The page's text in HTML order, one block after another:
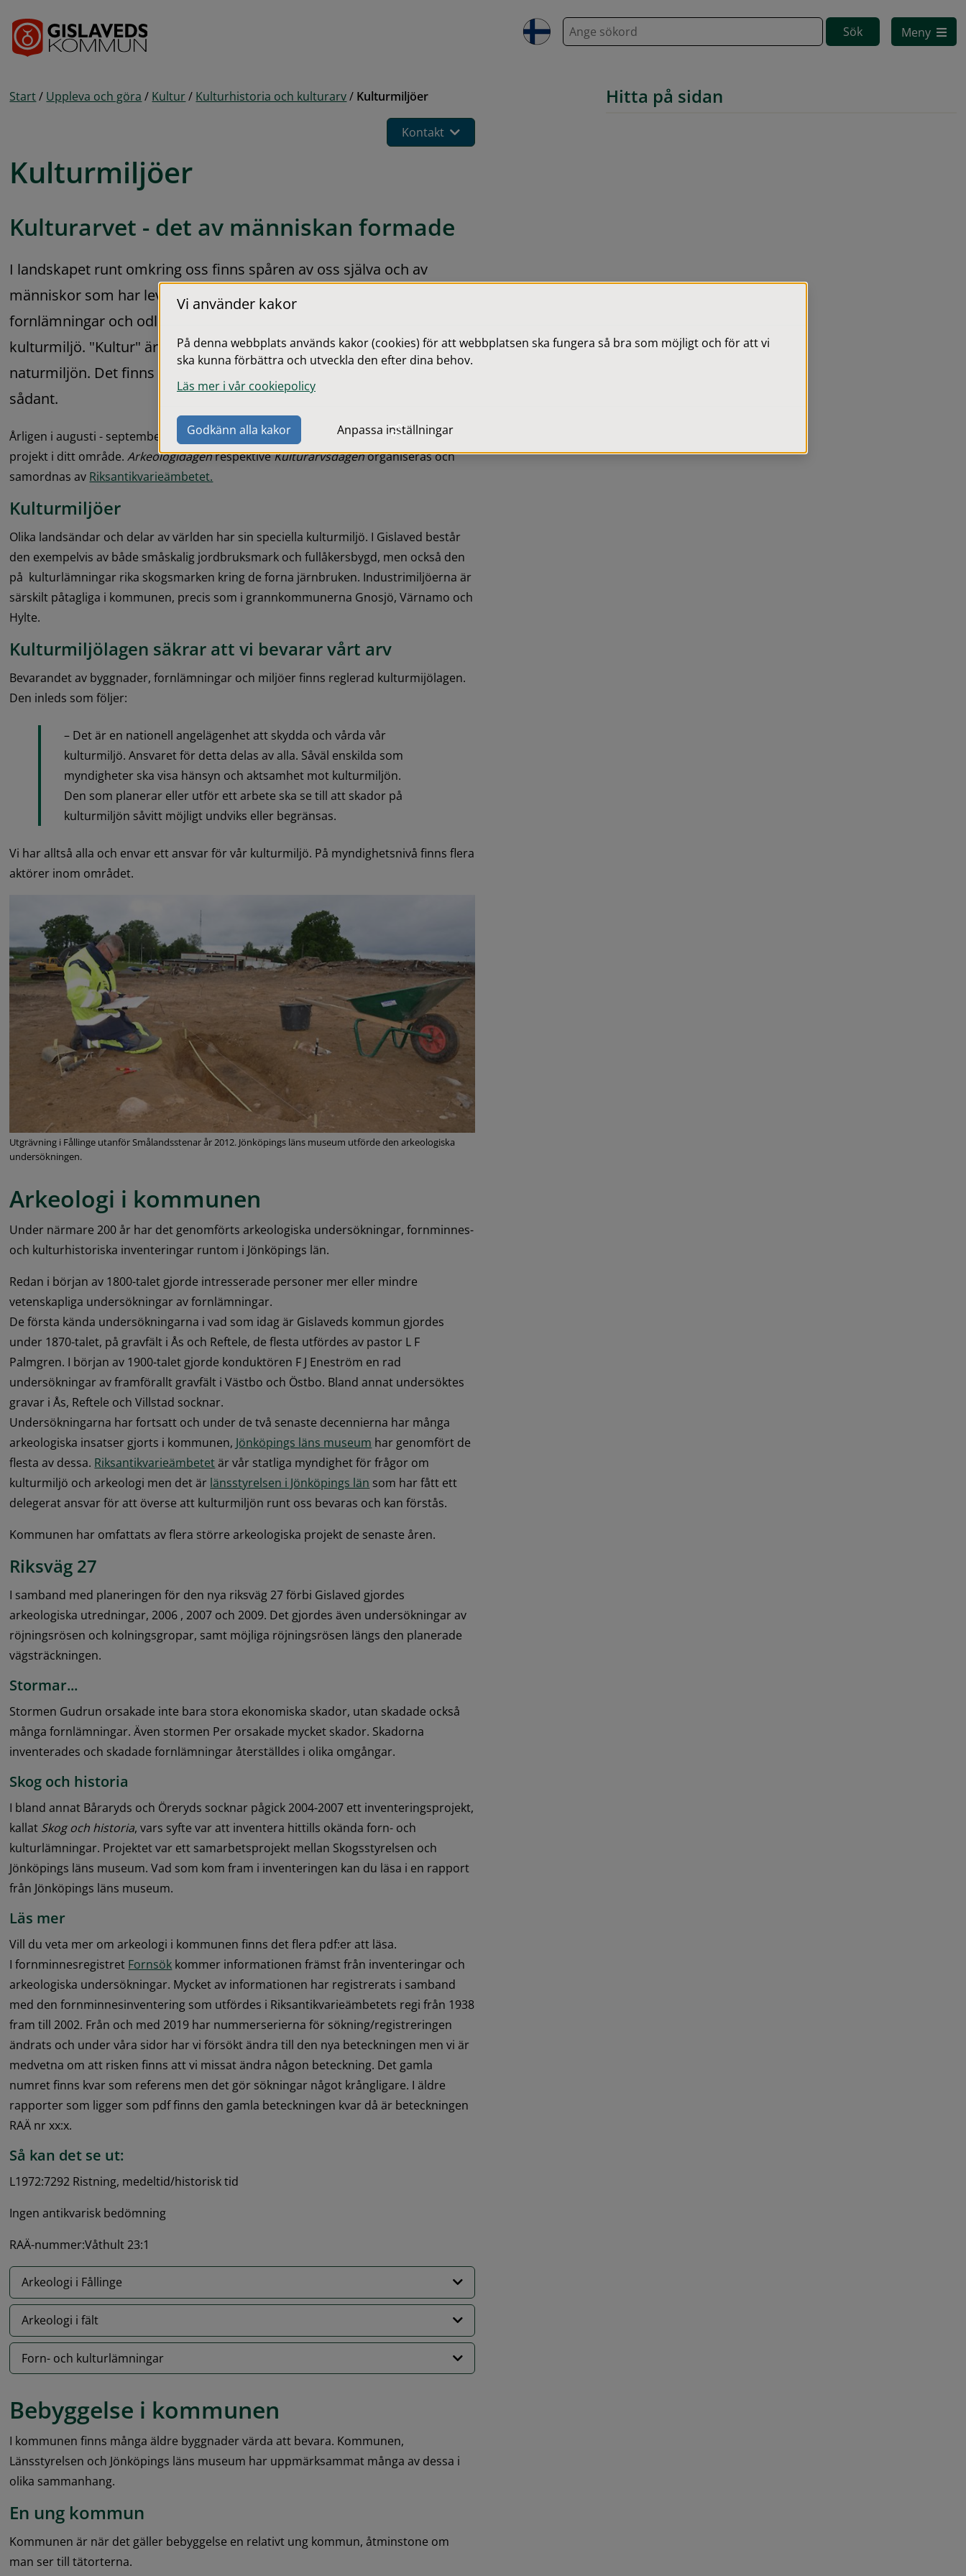
S
ö
Meny
Start / Uppleva och göra / Kultur / Kulturhistoria och kulturarv / Kulturmiljöer
Kontakt
Kulturmiljöer
Kulturarvet - det av människan formade
I landskapet runt omkring oss finns spåren av oss själva och av
människor som har levat och verkar före oss. Byggnader,
fornlämningar och odlingslandskap är delar av det som brukar kallas
kulturmiljö. "Kultur" är i detta fall människans påverkan på
naturmiljön. Det finns också ett biologiskt kulturarv och imateriellt
sådant.
Årligen i augusti - september ordnas i Sverige arrangemang som berättar om aktuella
projekt i ditt område. Arkeologidagen respektive Kulturarvsdagen organiseras och
samordnas av Riksantikvarieämbetet.
Kulturmiljöer
Olika landsändar och delar av världen har sin speciella kulturmiljö. I Gislaved består
den exempelvis av både småskalig jordbruksmark och fullåkersbygd, men också den
på  kulturlämningar rika skogsmarken kring de forna järnbruken. Industrimiljöerna är
särskilt påtagliga i kommunen, precis som i grannkommunerna Gnosjö, Värnamo och
Hylte.
Kulturmiljölagen säkrar att vi bevarar vårt arv
Bevarandet av byggnader, fornlämningar och miljöer finns reglerad kulturmijölagen.
Den inleds som följer:
– Det är en nationell angelägenhet att skydda och vårda vår
kulturmiljö. Ansvaret för detta delas av alla. Såväl enskilda som
myndigheter ska visa hänsyn och aktsamhet mot kulturmiljön.
Den som planerar eller utför ett arbete ska se till att skador på
kulturmiljön såvitt möjligt undviks eller begränsas.
Vi har alltså alla och envar ett ansvar för vår kulturmiljö. På myndighetsnivå finns flera
aktörer inom området.
Utgrävning i Fållinge utanför Smålandsstenar år 2012. Jönköpings läns museum utförde den arkeologiska
undersökningen.
Arkeologi i kommunen
Under närmare 200 år har det genomförts arkeologiska undersökningar, fornminnes-
och kulturhistoriska inventeringar runtom i Jönköpings län.
Redan i början av 1800-talet gjorde intresserade personer mer eller mindre
vetenskapliga undersökningar av fornlämningar.
De första kända undersökningarna i vad som idag är Gislaveds kommun gjordes
under 1870-talet, på gravfält i Ås och Reftele, de flesta utfördes av pastor L F
Palmgren. I början av 1900-talet gjorde konduktören F J Eneström en rad
undersökningar av framförallt gravfält i Västbo och Östbo. Bland annat undersöktes
gravar i Ås, Reftele och Villstad socknar.
Undersökningarna har fortsatt och under de två senaste decennierna har många
arkeologiska insatser gjorts i kommunen, Jönköpings läns museum har genomfört de
flesta av dessa. Riksantikvarieämbetet är vår statliga myndighet för frågor om
kulturmiljö och arkeologi men det är länsstyrelsen i Jönköpings län som har fått ett
delegerat ansvar för att överse att kulturmiljön runt oss bevaras och kan förstås.
Kommunen har omfattats av flera större arkeologiska projekt de senaste åren.
Riksväg 27
I samband med planeringen för den nya riksväg 27 förbi Gislaved gjordes
arkeologiska utredningar, 2006 , 2007 och 2009. Det gjordes även undersökningar av
röjningsrösen och kolningsgropar, samt möjliga röjningsrösen längs den planerade
vägsträckningen.
Stormar...
Stormen Gudrun orsakade inte bara stora ekonomiska skador, utan skadade också
många fornlämningar. Även stormen Per orsakade mycket skador. Skadorna
inventerades och skadade fornlämningar återställdes i olika omgångar.
Skog och historia
I bland annat Båraryds och Öreryds socknar pågick 2004-2007 ett inventeringsprojekt,
kallat Skog och historia, vars syfte var att inventera hittills okända forn- och
kulturlämningar. Projektet var ett samarbetsprojekt mellan Skogsstyrelsen och
Jönköpings läns museum. Vad som kom fram i inventeringen kan du läsa i en rapport
från Jönköpings läns museum.
Läs mer
Vill du veta mer om arkeologi i kommunen finns det flera pdf:er att läsa.
I fornminnesregistret Fornsök kommer informationen främst från inventeringar och
arkeologiska undersökningar. Mycket av informationen har registrerats i samband
med den fornminnesinventering som utfördes i Riksantikvarieämbetets regi från 1938
fram till 2002. Från och med 2019 har nummerserierna för sökning/registreringen
ändrats och under våra sidor har vi försökt ändra till den nya beteckningen men vi är
medvetna om att risken finns att vi missat ändra någon beteckning. Det gamla
numret finns kvar som referens men det gör sökningar något krångligare. I äldre
rapporter som ligger som pdf finns den gamla beteckningen kvar då är beteckningen
RAÄ nr xx:x.
Så kan det se ut:
L1972:7292 Ristning, medeltid/historisk tid
Ingen antikvarisk bedömning
RAÄ-nummer:Våthult 23:1
Arkeologi i Fållinge
Arkeologi i fält
Forn- och kulturlämningar
Bebyggelse i kommunen
I kommunen finns många äldre byggnader värda att bevara. Kommunen,
Länsstyrelsen och Jönköpings läns museum har uppmärksammat många av dessa i
olika sammanhang.
En ung kommun
Kommunen är när det gäller bebyggelse en relativt ung kommun, åtminstone om
man ser till tätorterna.
Hitta på sidan
Vi använder kakor
På denna webbplats används kakor (cookies) för att webbplatsen ska fungera så bra som möjligt och för att vi
ska kunna förbättra och utveckla den efter dina behov.
Läs mer i vår cookiepolicy
Godkänn alla kakor Anpassa inställningar